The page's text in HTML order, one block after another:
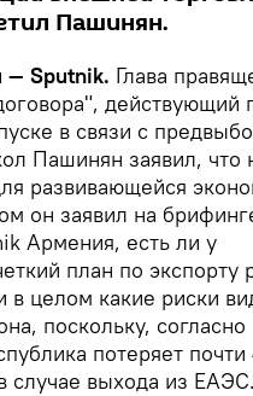
Пашинян.
— Sputnik. Глава
действующий
в связи с
Пашинян заявил, что
развивающейся
он заявил на
Армения, есть ли у
план по экспорту
в целом какие риски
поскольку, согласно
потеряет
случае выхода из ЕАЭС.